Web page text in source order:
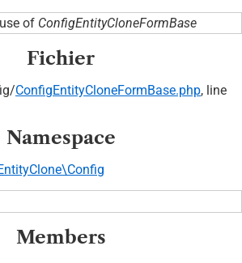
of ConfigEntityCloneFormBase
Fichier
ConfigEntityCloneFormBase.php, line
Namespace
Members